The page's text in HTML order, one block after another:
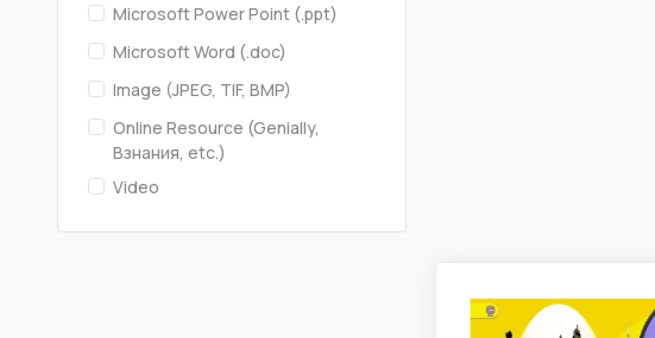
Microsoft Power Point (.ppt)
Microsoft Word (.doc)
Image (JPEG, TIF, BMP)
Online Resource (Genially,
Взнания, etc.)
Video